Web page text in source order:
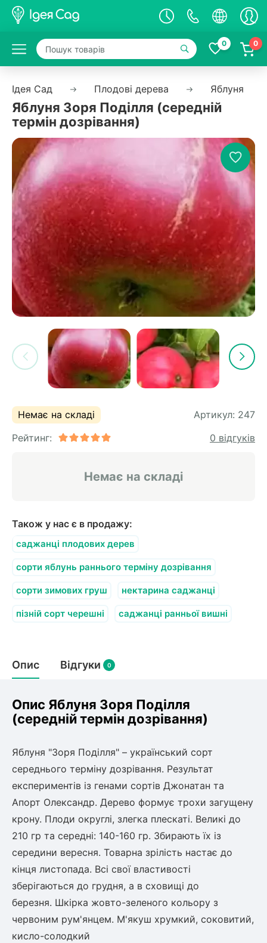
0 0
Ідея Сад Плодові дерева Яблуня
Яблуня Зоря Поділля (середній
термін дозрівання)
Немає на складі Артикул: 247
Рейтинг:
0 відгуків
Немає на складі
Також у нас є в продажу:
саджанці плодових дерев
сорти яблунь раннього терміну дозрівання
сорти зимових груш нектарина саджанці
пізній сорт черешні саджанці ранньої вишні
Опис Відгуки 0
Опис Яблуня Зоря Поділля
(середній термін дозрівання)
Яблуня "Зоря Поділля" – український сорт
середнього терміну дозрівання. Результат
експериментів із генами сортів Джонатан та
Апорт Олександр. Дерево формує трохи загущену
крону. Плоди округлі, злегка плескаті. Великі до
210 гр та середні: 140-160 гр. Збирають їх із
середини вересня. Товарна зрілість настає до
кінця листопада. Всі свої властивості
зберігаються до грудня, а в сховищі до
березня. Шкірка жовто-зеленого кольору з
червоним рум'янцем. М'якуш хрумкий, соковитий,
кисло-солодкий